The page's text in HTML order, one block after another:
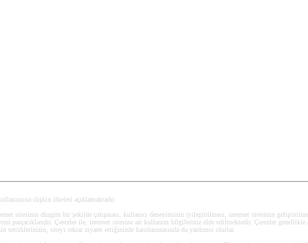
ilişkin ilkeleri açıklamaktadır.
sitesinin düzgün bir şekilde çalışması, kullanıcı deneyiminin iyileştirilmesi, internet sitesinin
parçacıklarıdır. Çerezler ile, internet sitesine ait kullanım bilgileriniz elde edilmektedir. Çerezler
siteyi tekrar ziyaret ettiğinizde hatırlanmasında da yardımcı olurlar.